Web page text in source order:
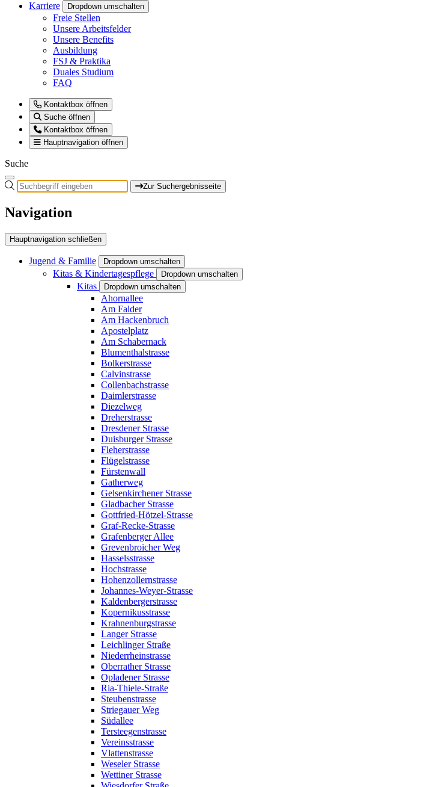
Karriere
Dropdown umschalten
Freie Stellen
Unsere Arbeitsfelder
Unsere Benefits
Ausbildung
FSJ & Praktika
Duales Studium
FAQ
Kontaktbox öffnen
Suche öffnen
Kontaktbox öffnen
Hauptnavigation öffnen
Suche
Zur Suchergebnisseite
Navigation
Hauptnavigation schließen
Jugend & Familie Dropdown umschalten
Kitas & Kindertagespflege Dropdown umschalten
Kitas Dropdown umschalten
Ahornallee
Am Falder
Am Hackenbruch
Apostelplatz
Am Schabernack
Blumenthalstrasse
Bolkerstrasse
Calvinstrasse
Collenbachstrasse
Daimlerstrasse
Diezelweg
Dreherstrasse
Dresdener Strasse
Duisburger Strasse
Fleherstrasse
Flügelstrasse
Fürstenwall
Gatherweg
Gelsenkirchener Strasse
Gladbacher Strasse
Gottfried-Hötzel-Strasse
Graf-Recke-Strasse
Grafenberger Allee
Grevenbroicher Weg
Hasselsstrasse
Hochstrasse
Hohenzollernstrasse
Johannes-Weyer-Strasse
Kaldenbergerstrasse
Kopernikusstrasse
Krahnenburgstrasse
Langer Strasse
Leichlinger Straße
Niederrheinstrasse
Oberrather Strasse
Opladener Strasse
Ria-Thiele-Straße
Steubenstrasse
Striegauer Weg
Südallee
Tersteegenstrasse
Vereinsstrasse
Vlattenstrasse
Weseler Strasse
Wettiner Strasse